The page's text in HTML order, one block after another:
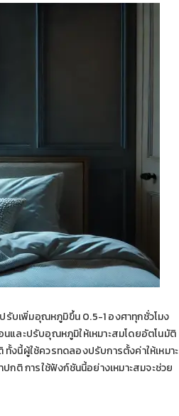
รับเพิ่มอุณหภูมิขึ้น 0.5-1 องศาทุกชั่วโมง
และปรับอุณหภูมิให้เหมาะสมโดยอัตโนมัติ
งนี้ผู้ใช้ควรทดลองปรับการตั้งค่าให้เหมาะ
กติ การใช้ฟังก์ชันนี้อย่างเหมาะสมจะช่วย